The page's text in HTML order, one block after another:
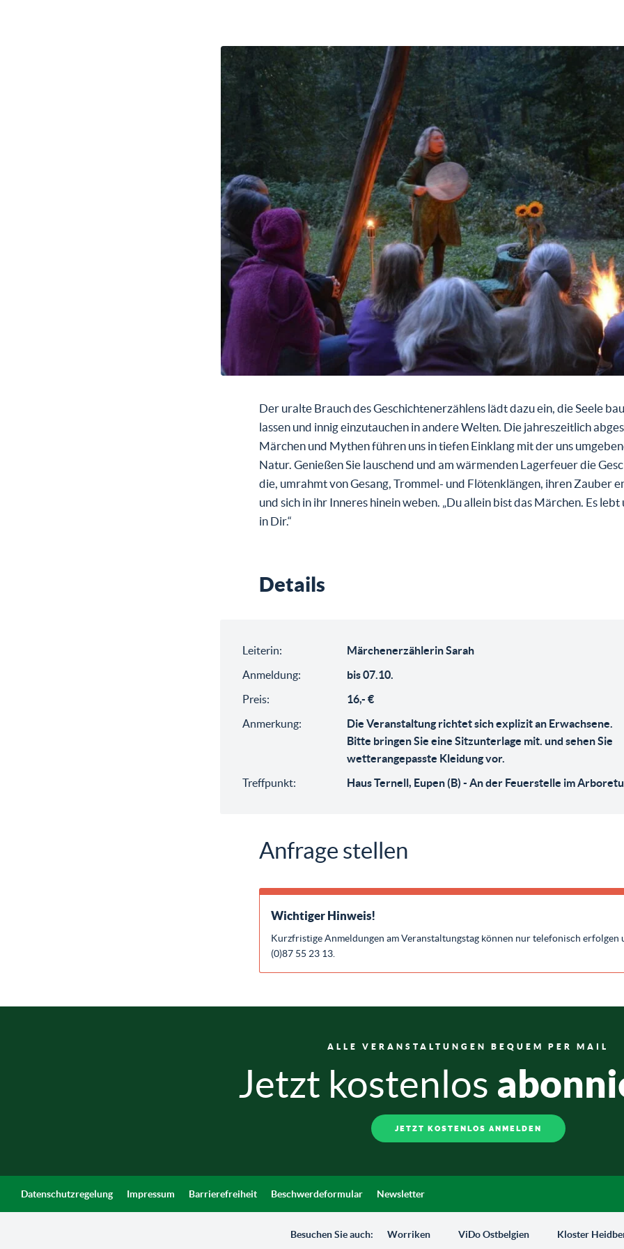
Der uralte Brauch des Geschichtenerzählens lädt dazu ein, die Seele
lassen und innig einzutauchen in andere Welten. Die jahreszeitlich
Märchen und Mythen führen uns in tiefen Einklang mit der uns
Natur. Genießen Sie lauschend und am wärmenden Lagerfeuer die
die, umrahmt von Gesang, Trommel- und Flötenklängen, ihren Zauber
und sich in ihr Inneres hinein weben. „Du allein bist das Märchen. Es
in Dir.“
Details
Leiterin:
Märchenerzählerin Sarah
Anmeldung:
bis 07.10.
Preis:
16,- €
Anmerkung:
Die Veranstaltung richtet sich explizit an Erwachsene.
Bitte bringen Sie eine Sitzunterlage mit. und sehen Sie
wetterangepasste Kleidung vor.
Treffpunkt:
Haus Ternell, Eupen (B) - An der Feuerstelle im
Anfrage stellen
Wichtiger Hinweis!
Kurzfristige Anmeldungen am Veranstaltungstag können nur telefonisch erfolgen
(0)87 55 23 13.
ALLE VERANSTALTUNGEN BEQUEM PER MAIL
Jetzt kostenlos
JETZT KOSTENLOS ANMELDEN
Datenschutzregelung Impressum Barrierefreiheit Beschwerdeformular Newsletter
Besuchen Sie auch: Worriken ViDo Ostbelgien Kloster